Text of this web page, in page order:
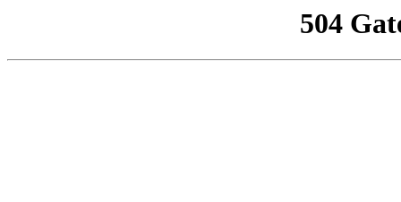
504